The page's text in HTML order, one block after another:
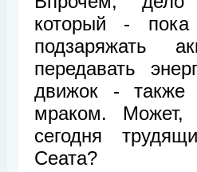
который -
подзаряжать
передавать
движок - также
мраком. Может,
сегодня
Сеата?